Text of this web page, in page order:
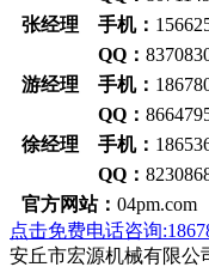
张经理 手机：
QQ：
游经理 手机：
QQ：
徐经理 手机：
QQ：
官方网站： 04pm.com
点击免费电话咨询
安丘市宏源机械有限公